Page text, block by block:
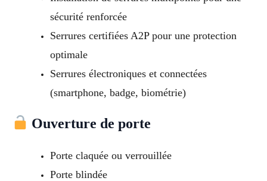
sécurité renforcée
Serrures certifiées A2P pour une protection
optimale
Serrures électroniques et connectées
(smartphone, badge, biométrie)
Ouverture de porte
Porte claquée ou verrouillée
Porte blindée